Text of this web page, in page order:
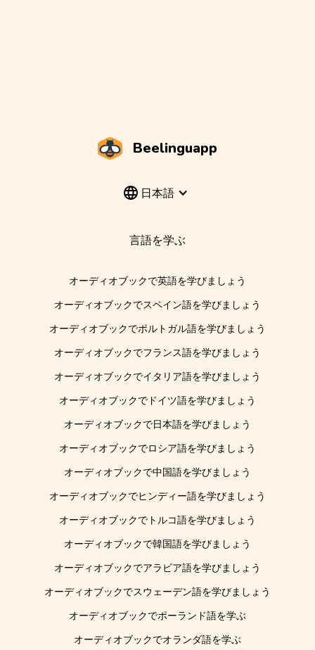
Beelinguapp
日本語
言語を学ぶ
オーディオブックで英語を学びましょう
オーディオブックでスペイン語を学びましょう
オーディオブックでポルトガル語を学びましょう
オーディオブックでフランス語を学びましょう
オーディオブックでイタリア語を学びましょう
オーディオブックでドイツ語を学びましょう
オーディオブックで日本語を学びましょう
オーディオブックでロシア語を学びましょう
オーディオブックで中国語を学びましょう
オーディオブックでヒンディー語を学びましょう
オーディオブックでトルコ語を学びましょう
オーディオブックで韓国語を学びましょう
オーディオブックでアラビア語を学びましょう
オーディオブックでスウェーデン語を学びましょう
オーディオブックでポーランド語を学ぶ
オーディオブックでオランダ語を学ぶ